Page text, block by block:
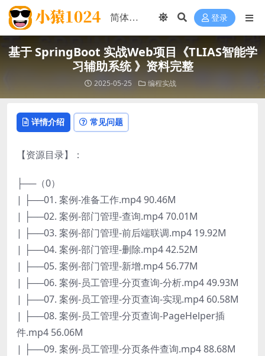
登录
基于 SpringBoot 实战Web项目《TLIAS智能学
习辅助系统 》资料完整
2025-05-25 编程实战
详情介绍 常见问题
【资源目录】：
├──（0）
| ├──01. 案例-准备工作.mp4 90.46M
| ├──02. 案例-部门管理-查询.mp4 70.01M
| ├──03. 案例-部门管理-前后端联调.mp4 19.92M
| ├──04. 案例-部门管理-删除.mp4 42.52M
| ├──05. 案例-部门管理-新增.mp4 56.77M
| ├──06. 案例-员工管理-分页查询-分析.mp4 49.93M
| ├──07. 案例-员工管理-分页查询-实现.mp4 60.58M
| ├──08. 案例-员工管理-分页查询-PageHelper插
件.mp4 56.06M
| ├──09. 案例-员工管理-分页条件查询.mp4 88.68M